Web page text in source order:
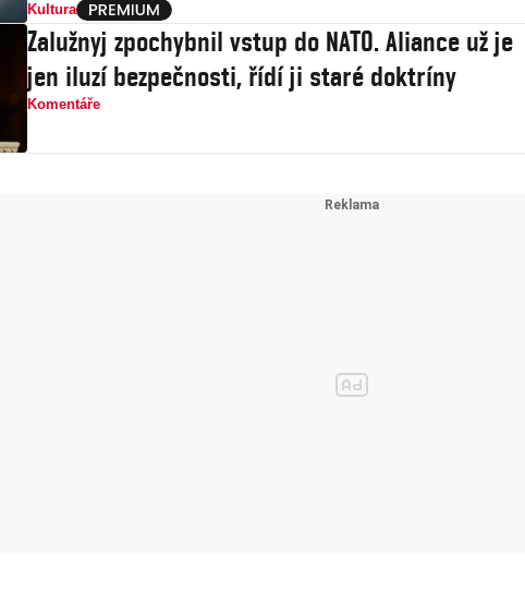
Kultura
Zalužnyj zpochybnil vstup do NATO. Aliance už je
jen iluzí bezpečnosti, řídí ji staré doktríny
Komentáře